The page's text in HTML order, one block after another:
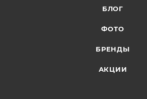
БЛОГ
ФОТО
БРЕНДЫ
АКЦИИ